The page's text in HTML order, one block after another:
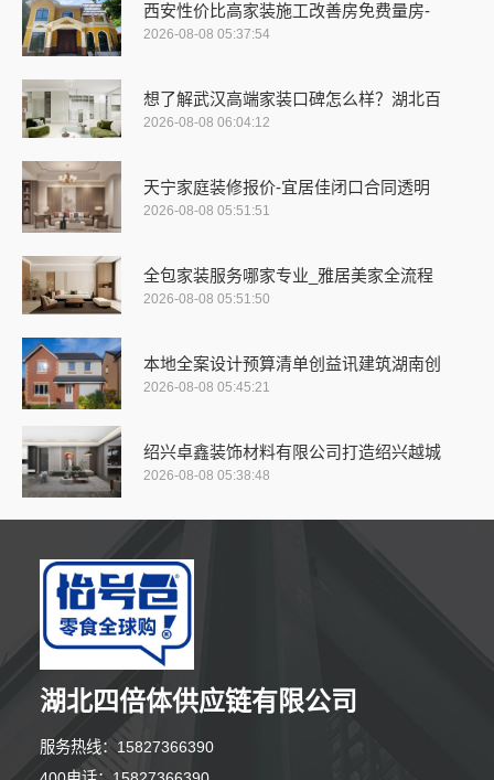
西安性价比高家装施工改善房免费量房-
2026-08-08 05:37:54
想了解武汉高端家装口碑怎么样？湖北百
2026-08-08 06:04:12
天宁家庭装修报价-宜居佳闭口合同透明
2026-08-08 05:51:51
全包家装服务哪家专业_雅居美家全流程
2026-08-08 05:51:50
本地全案设计预算清单创益讯建筑湖南创
2026-08-08 05:45:21
绍兴卓鑫装饰材料有限公司打造绍兴越城
2026-08-08 05:38:48
湖北四倍体供应链有限公司
服务热线：15827366390